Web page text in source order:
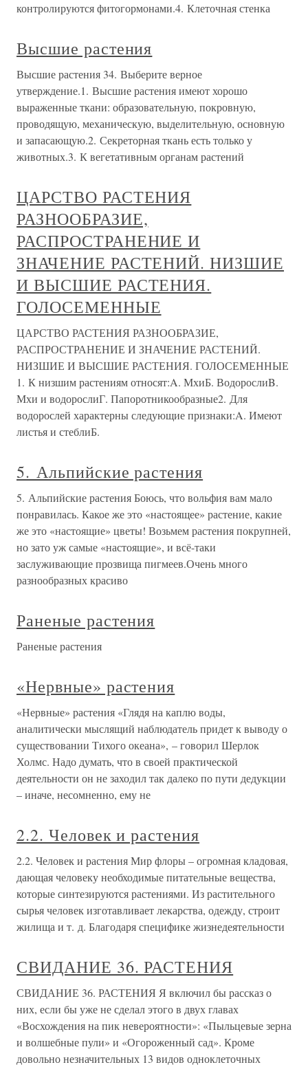
контролируются фитогормонами.4. Клеточная стенка
Высшие растения
Высшие растения 34. Выберите верное
утверждение.1. Высшие растения имеют хорошо
выраженные ткани: образовательную, покровную,
проводящую, механическую, выделительную, основную
и запасающую.2. Секреторная ткань есть только у
животных.3. К вегетативным органам растений
ЦАРСТВО РАСТЕНИЯ
РАЗНООБРАЗИЕ,
РАСПРОСТРАНЕНИЕ И
ЗНАЧЕНИЕ РАСТЕНИЙ. НИЗШИЕ
И ВЫСШИЕ РАСТЕНИЯ.
ГОЛОСЕМЕННЫЕ
ЦАРСТВО РАСТЕНИЯ РАЗНООБРАЗИЕ,
РАСПРОСТРАНЕНИЕ И ЗНАЧЕНИЕ РАСТЕНИЙ.
НИЗШИЕ И ВЫСШИЕ РАСТЕНИЯ. ГОЛОСЕМЕННЫЕ
1. К низшим растениям относят:A. МхиБ. ВодорослиB.
Мхи и водорослиГ. Папоротникообразные2. Для
водорослей характерны следующие признаки:A. Имеют
листья и стеблиБ.
5. Альпийские растения
5. Альпийские растения Боюсь, что вольфия вам мало
понравилась. Какое же это «настоящее» растение, какие
же это «настоящие» цветы! Возьмем растения покрупней,
но зато уж самые «настоящие», и всё-таки
заслуживающие прозвища пигмеев.Очень много
разнообразных красиво
Раненые растения
Раненые растения
«Нервные» растения
«Нервные» растения «Глядя на каплю воды,
аналитически мыслящий наблюдатель придет к выводу о
существовании Тихого океана», – говорил Шерлок
Холмс. Надо думать, что в своей практической
деятельности он не заходил так далеко по пути дедукции
– иначе, несомненно, ему не
2.2. Человек и растения
2.2. Человек и растения Мир флоры – огромная кладовая,
дающая человеку необходимые питательные вещества,
которые синтезируются растениями. Из растительного
сырья человек изготавливает лекарства, одежду, строит
жилища и т. д. Благодаря специфике жизнедеятельности
СВИДАНИЕ 36. РАСТЕНИЯ
СВИДАНИЕ 36. РАСТЕНИЯ Я включил бы рассказ о
них, если бы уже не сделал этого в двух главах
«Восхождения на пик невероятности»: «Пыльцевые зерна
и волшебные пули» и «Огороженный сад». Кроме
довольно незначительных 13 видов одноклеточных